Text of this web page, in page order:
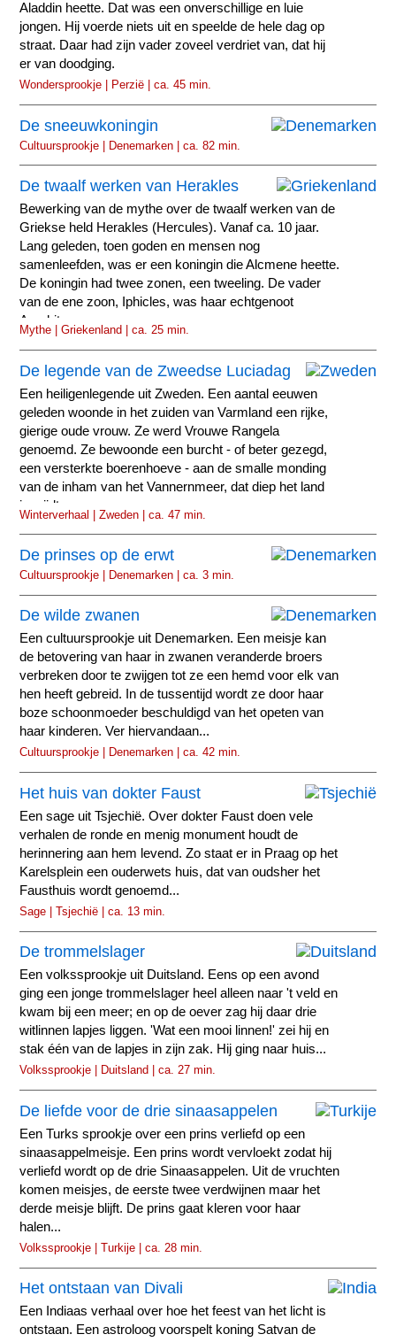
Aladdin heette. Dat was een onverschillige en luie
jongen. Hij voerde niets uit en speelde de hele dag op
straat. Daar had zijn vader zoveel verdriet van, dat hij
er van doodging.
Wondersprookje | Perzië | ca. 45 min.
De sneeuwkoningin
Cultuursprookje | Denemarken | ca. 82 min.
De twaalf werken van Herakles
Bewerking van de mythe over de twaalf werken van de
Griekse held Herakles (Hercules). Vanaf ca. 10 jaar.
Lang geleden, toen goden en mensen nog
samenleefden, was er een koningin die Alcmene heette.
De koningin had twee zonen, een tweeling. De vader
van de ene zoon, Iphicles, was haar echtgenoot
Amphitryon.
Mythe | Griekenland | ca. 25 min.
De legende van de Zweedse Luciadag
Een heiligenlegende uit Zweden. Een aantal eeuwen
geleden woonde in het zuiden van Varmland een rijke,
gierige oude vrouw. Ze werd Vrouwe Rangela
genoemd. Ze bewoonde een burcht - of beter gezegd,
een versterkte boerenhoeve - aan de smalle monding
van de inham van het Vannernmeer, dat diep het land
insnijdt.
Winterverhaal | Zweden | ca. 47 min.
De prinses op de erwt
Cultuursprookje | Denemarken | ca. 3 min.
De wilde zwanen
Een cultuursprookje uit Denemarken. Een meisje kan
de betovering van haar in zwanen veranderde broers
verbreken door te zwijgen tot ze een hemd voor elk van
hen heeft gebreid. In de tussentijd wordt ze door haar
boze schoonmoeder beschuldigd van het opeten van
haar kinderen. Ver hiervandaan...
Cultuursprookje | Denemarken | ca. 42 min.
Het huis van dokter Faust
Een sage uit Tsjechië. Over dokter Faust doen vele
verhalen de ronde en menig monument houdt de
herinnering aan hem levend. Zo staat er in Praag op het
Karelsplein een ouderwets huis, dat van oudsher het
Fausthuis wordt genoemd...
Sage | Tsjechië | ca. 13 min.
De trommelslager
Een volkssprookje uit Duitsland. Eens op een avond
ging een jonge trommelslager heel alleen naar 't veld en
kwam bij een meer; en op de oever zag hij daar drie
witlinnen lapjes liggen. 'Wat een mooi linnen!' zei hij en
stak één van de lapjes in zijn zak. Hij ging naar huis...
Volkssprookje | Duitsland | ca. 27 min.
De liefde voor de drie sinaasappelen
Een Turks sprookje over een prins verliefd op een
sinaasappelmeisje. Een prins wordt vervloekt zodat hij
verliefd wordt op de drie Sinaasappelen. Uit de vruchten
komen meisjes, de eerste twee verdwijnen maar het
derde meisje blijft. De prins gaat kleren voor haar
halen...
Volkssprookje | Turkije | ca. 28 min.
Het ontstaan van Divali
Een Indiaas verhaal over hoe het feest van het licht is
ontstaan. Een astroloog voorspelt koning Satvan de